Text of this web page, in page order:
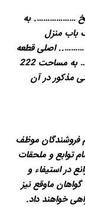
………………. به
باب منزل
……….. اصلی قطعه
………… واقع در بخش 7 ….. حوزه ثبتی ………… به مساحت 222
مذکور در آن
5 قرارداد مرقوم فروشندگان موظف
توابع و ملحقات
در استیفاء و
گواهان ماوقع نیز
خواهند داد.